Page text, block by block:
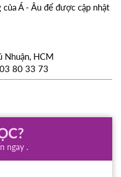
Á - Âu để được cập nhật
Nhuận, HCM
80 33 73
ngay .